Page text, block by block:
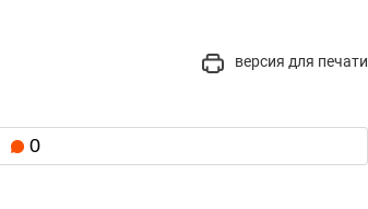
версия для печати
0